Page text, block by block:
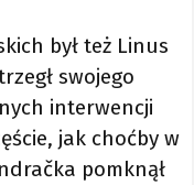
był też Linus
swojego
interwencji
jak choćby w
pomknął